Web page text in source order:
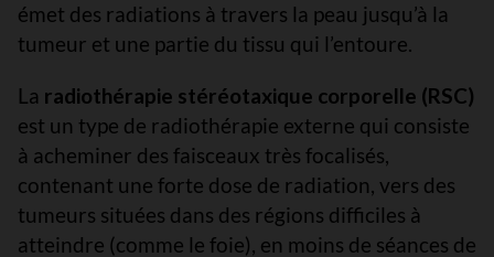
émet des radiations à travers la peau jusqu’à la
tumeur et une partie du tissu qui l’entoure.
La radiothérapie stéréotaxique corporelle (RSC)
est un type de radiothérapie externe qui consiste
à acheminer des faisceaux très focalisés,
contenant une forte dose de radiation, vers des
tumeurs situées dans des régions difficiles à
atteindre (comme le foie), en moins de séances de